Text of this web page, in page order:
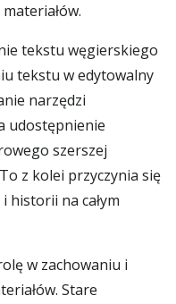
tekstu węgierskiego
tekstu w edytowalny
narzędzi
udostępnienie
szerszej
z kolei przyczynia się
historii na całym
w zachowaniu i
Stare